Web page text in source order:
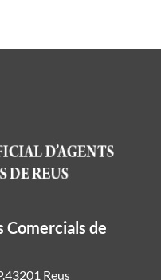
Comercials de
Reus